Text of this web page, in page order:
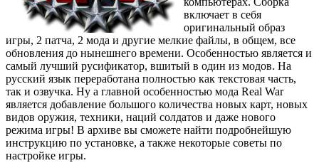
включает в себя
оригинальный образ
игры, 2 патча, 2 мода и другие мелкие файлы, в общем, все
обновления до нынешнего времени. Особенностью является и
самый лучший русификатор, вшитый в один из модов. На
русский язык переработана полностью как текстовая часть,
так и озвучка. Ну а главной особенностью мода Real War
является добавление большого количества новых карт, новых
видов оружия, техники, наций солдатов и даже нового
режима игры! В архиве вы сможете найти подробнейшую
инструкцию по установке, а также некоторые советы по
настройке игры.